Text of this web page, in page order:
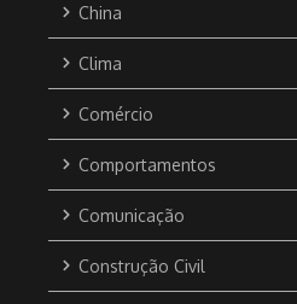
China
Clima
Comércio
Comportamentos
Comunicação
Construção Civil